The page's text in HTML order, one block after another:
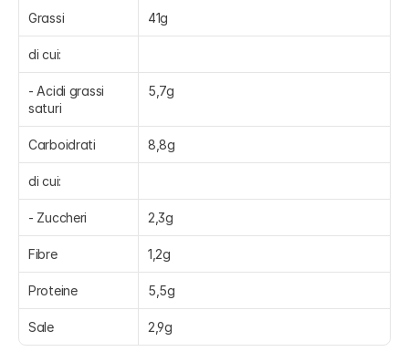
Grassi 41g
di cui:
- Acidi grassi
saturi
5,7g
Carboidrati 8,8g
di cui:
- Zuccheri 2,3g
Fibre 1,2g
Proteine 5,5g
Sale 2,9g